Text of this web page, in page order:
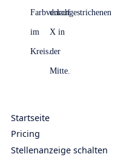
Startseite
Pricing
Stellenanzeige schalten